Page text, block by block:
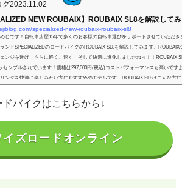
グ2023.11.02
NEW ROUBAIX】ROUBAIX SL8を解説して
specialized-new-roubaix-roubaix-sl8
じです！自転車店歴15年で多くのお客様の自転車選びをサポートさせていただき
ンドSPECIALIZEDのロードバイクのROUBAIX SL8を解説してみます。ROUBAIX
ンジを遂げ、さらに軽く、速く、そして快適に進化しましたねっ！！ROUBAIX
センブルされています！価格は297,000円(税込)コストパフォーマンスも高いです
ングを快適に楽しみたい方におすすめのモデルです。ROUBAIX SL8はこんな方
バイクはこちらから↓
イズロードオンライン